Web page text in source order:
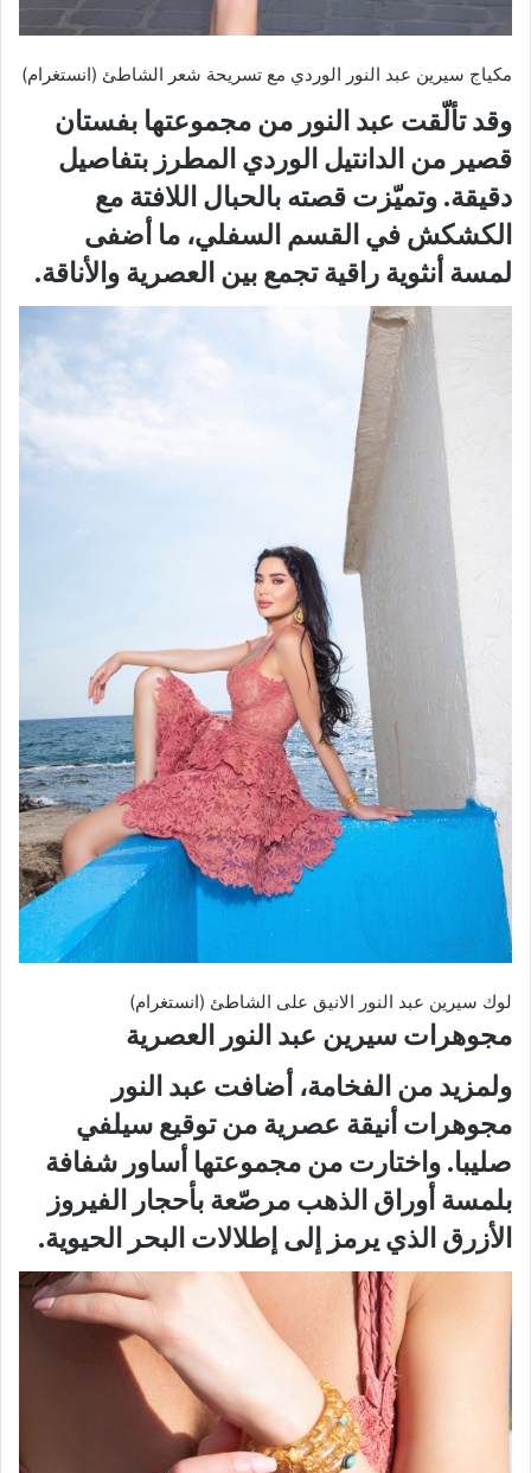
مكياج سيرين عبد النور الوردي مع تسريحة شعر الشاطئ (انستغرام)
وقد تألّقت عبد النور من مجموعتها بفستان
قصير من الدانتيل الوردي المطرز بتفاصيل
دقيقة. وتميّزت قصته بالحبال اللافتة مع
الكشكش في القسم السفلي، ما أضفى
لمسة أنثوية راقية تجمع بين العصرية والأناقة.
لوك سيرين عبد النور الانيق على الشاطئ (انستغرام)
مجوهرات سيرين عبد النور العصرية
ولمزيد من الفخامة، أضافت عبد النور
مجوهرات أنيقة عصرية من توقيع سيلفي
صليبا. واختارت من مجموعتها أساور شفافة
بلمسة أوراق الذهب مرصّعة بأحجار الفيروز
الأزرق الذي يرمز إلى إطلالات البحر الحيوية.